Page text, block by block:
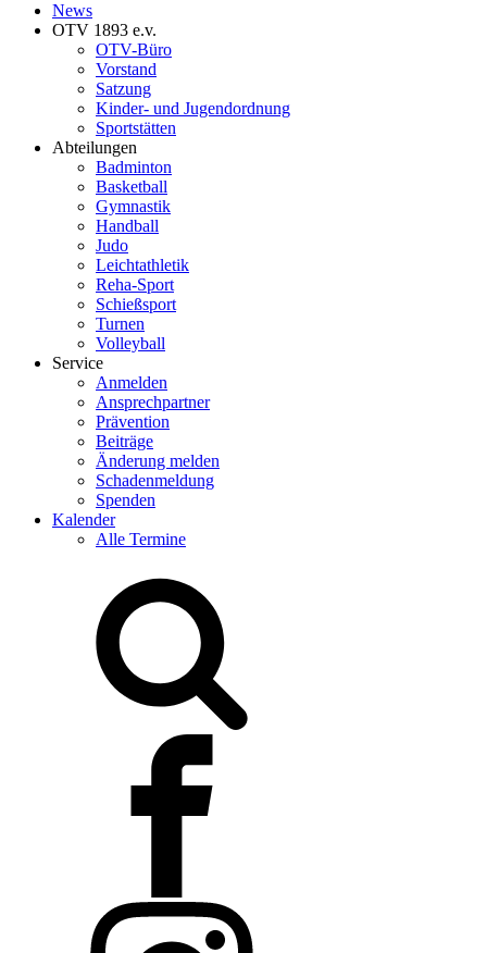
News
OTV 1893 e.v.
OTV-Büro
Vorstand
Satzung
Kinder- und Jugendordnung
Sportstätten
Abteilungen
Badminton
Basketball
Gymnastik
Handball
Judo
Leichtathletik
Reha-Sport
Schießsport
Turnen
Volleyball
Service
Anmelden
Ansprechpartner
Prävention
Beiträge
Änderung melden
Schadenmeldung
Spenden
Kalender
Alle Termine